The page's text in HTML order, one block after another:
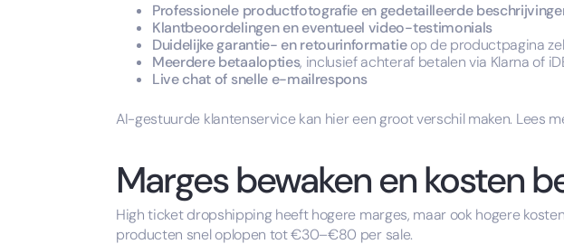
Professionele productfotografie en gedetailleerde
Klantbeoordelingen en eventueel video-testimonials
Duidelijke garantie- en retourinformatieop de productpagina
Meerdere betaalopties, inclusief achteraf betalen via Klarna of
Live chat of snelle e-mailrespons
AI-gestuurde klantenservice kan hier een groot verschil maken. Lees
Marges bewaken en kosten
High ticket dropshipping heeft hogere marges, maar ook hogere
producten snel oplopen tot €30–€80 per sale.